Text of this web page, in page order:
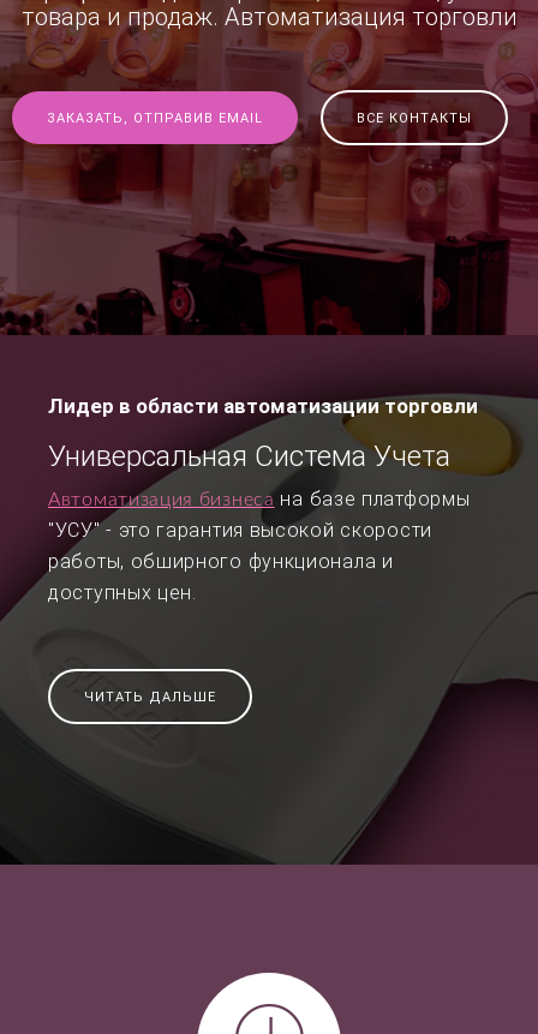
товара и продаж. Автоматизация торговли
ЗАКАЗАТЬ, ОТПРАВИВ EMAIL ВСЕ КОНТАКТЫ
Лидер в области автоматизации торговли
Универсальная Система Учета
Автоматизация бизнеса на базе платформы
"УСУ" - это гарантия высокой скорости
работы, обширного функционала и
доступных цен.
ЧИТАТЬ ДАЛЬШЕ